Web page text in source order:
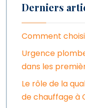
Derniers
Comment
Urgence
dans les
Le rôle de la
de chauffage à